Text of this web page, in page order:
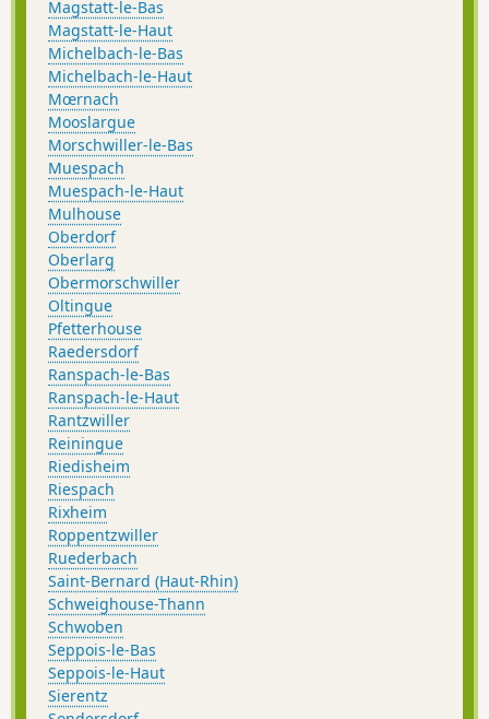
Magstatt-le-Bas
Magstatt-le-Haut
Michelbach-le-Bas
Michelbach-le-Haut
Mœrnach
Mooslargue
Morschwiller-le-Bas
Muespach
Muespach-le-Haut
Mulhouse
Oberdorf
Oberlarg
Obermorschwiller
Oltingue
Pfetterhouse
Raedersdorf
Ranspach-le-Bas
Ranspach-le-Haut
Rantzwiller
Reiningue
Riedisheim
Riespach
Rixheim
Roppentzwiller
Ruederbach
Saint-Bernard (Haut-Rhin)
Schweighouse-Thann
Schwoben
Seppois-le-Bas
Seppois-le-Haut
Sierentz